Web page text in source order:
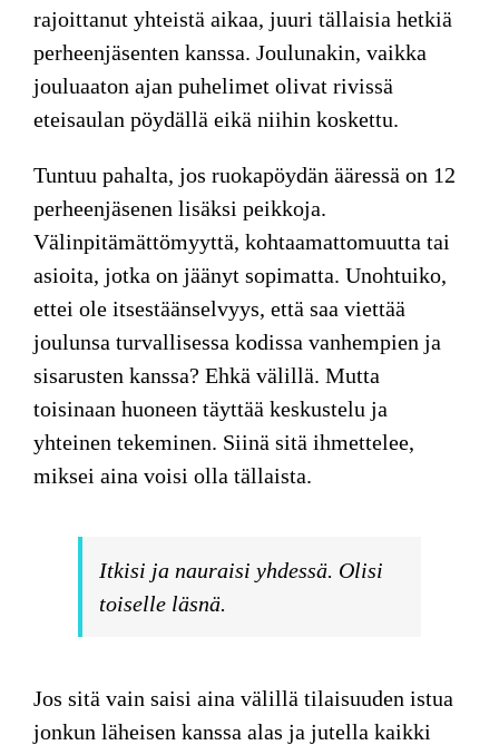
rajoittanut yhteistä aikaa, juuri tällaisia hetkiä
perheenjäsenten kanssa. Joulunakin, vaikka
jouluaaton ajan puhelimet olivat rivissä
eteisaulan pöydällä eikä niihin koskettu.
Tuntuu pahalta, jos ruokapöydän ääressä on 12
perheenjäsenen lisäksi peikkoja.
Välinpitämättömyyttä, kohtaamattomuutta tai
asioita, jotka on jäänyt sopimatta. Unohtuiko,
ettei ole itsestäänselvyys, että saa viettää
joulunsa turvallisessa kodissa vanhempien ja
sisarusten kanssa? Ehkä välillä. Mutta
toisinaan huoneen täyttää keskustelu ja
yhteinen tekeminen. Siinä sitä ihmettelee,
miksei aina voisi olla tällaista.
Itkisi ja nauraisi yhdessä. Olisi
toiselle läsnä.
Jos sitä vain saisi aina välillä tilaisuuden istua
jonkun läheisen kanssa alas ja jutella kaikki